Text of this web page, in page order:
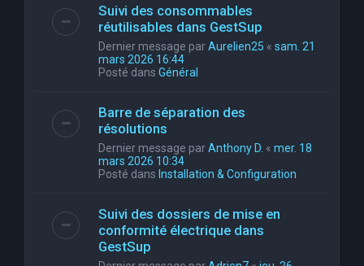
Suivi des consommables
réutilisables dans GestSup
Dernier message parAurelien25 « sam. 21
mars 2026 16:44
Posté dans Général
Barre de séparation des
résolutions
Dernier message parAnthony D. « mer. 18
mars 2026 10:34
Posté dans Installation & Configuration
Suivi des dossiers de mise en
conformité électrique dans
GestSup